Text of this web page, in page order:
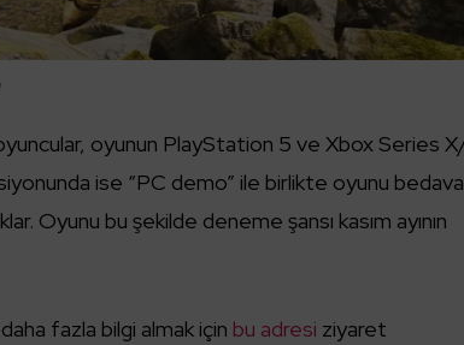
oyunun PlayStation 5 ve Xbox Series
ise “PC demo” ile birlikte oyunu bedava
Oyunu bu şekilde deneme şansı kasım ayının
fazla bilgi almak için bu adresi ziyaret